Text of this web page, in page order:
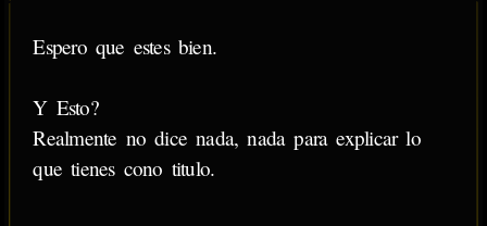
Espero que estes bien.
Y Esto?
Realmente no dice nada, nada para explicar lo
que tienes cono titulo.